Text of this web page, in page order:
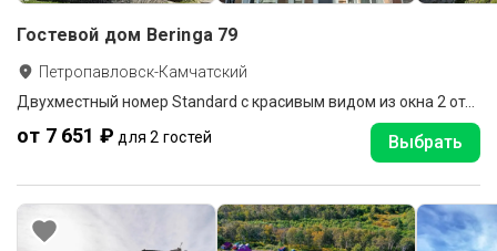
Гостевой дом Beringa 79
Петропавловск-Камчатский
Двухместный номер Standard с красивым видом из окна 2 отдельные кровати
от 7 651 ₽ для 2 гостей Выбрать